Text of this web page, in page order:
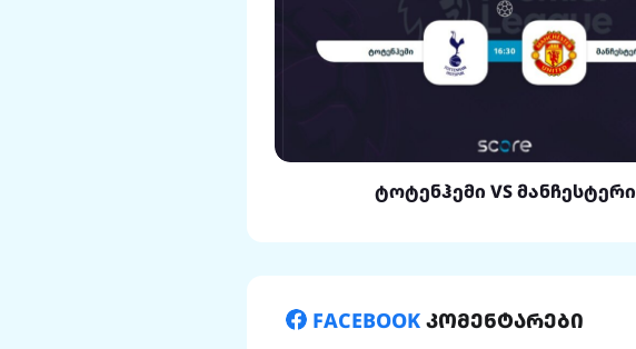
ტოტენჰემი VS მანჩესტერი
FACEBOOK კომენტარები